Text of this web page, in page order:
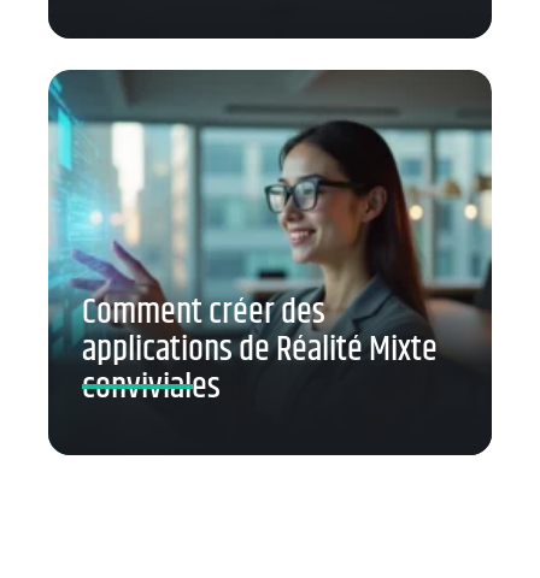
Comment créer des
applications de Réalité Mixte
conviviales